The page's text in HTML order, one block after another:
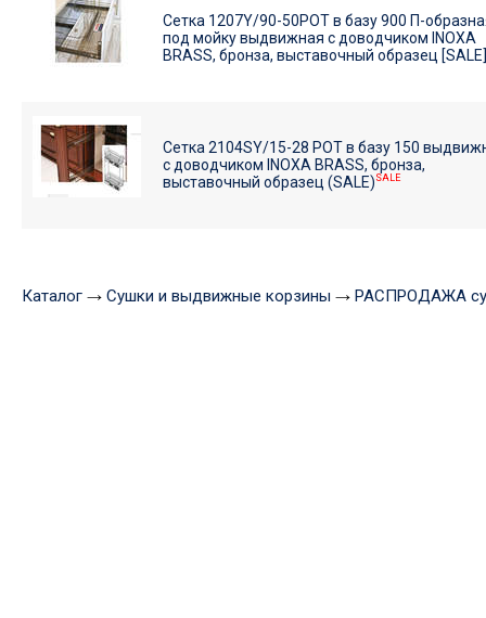
Сетка 1207Y/90-50POT в базу 900 П-
под мойку выдвижная с доводчиком INOXA
BRASS, бронза, выставочный образец [SALE]
Сетка 2104SY/15-28 POT в базу 150
с доводчиком INOXA BRASS, бронза,
выставочный образец (SALE) SALE
Каталог Сушки и выдвижные корзины РАСПРОДАЖА